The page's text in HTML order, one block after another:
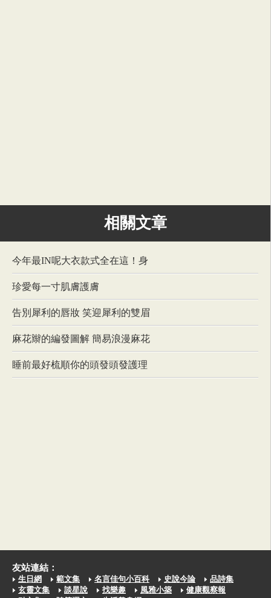
相關文章
今年最IN呢大衣款式全在這！身
珍愛每一寸肌膚護膚
告別犀利的唇妝 笑迎犀利的雙眉
麻花辮的編發圖解 簡易浪漫麻花
睡前最好梳順你的頭發頭發護理
友站連結：
生日網 範文集 名言佳句小百科 史說今論
品詩集
玄靈文集
談星說 找樂趣 風雅小築
健康觀察報